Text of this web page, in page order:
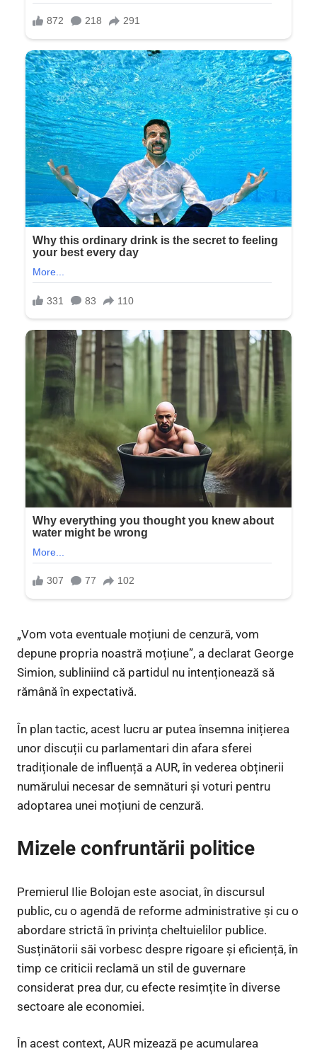
„Vom vota eventuale moțiuni de cenzură, vom
depune propria noastră moțiune”, a declarat George
Simion, subliniind că partidul nu intenționează să
rămână în expectativă.
În plan tactic, acest lucru ar putea însemna inițierea
unor discuții cu parlamentari din afara sferei
tradiționale de influență a AUR, în vederea obținerii
numărului necesar de semnături și voturi pentru
adoptarea unei moțiuni de cenzură.
Mizele confruntării politice
Premierul Ilie Bolojan este asociat, în discursul
public, cu o agendă de reforme administrative și cu o
abordare strictă în privința cheltuielilor publice.
Susținătorii săi vorbesc despre rigoare și eficiență, în
timp ce criticii reclamă un stil de guvernare
considerat prea dur, cu efecte resimțite în diverse
sectoare ale economiei.
În acest context, AUR mizează pe acumularea